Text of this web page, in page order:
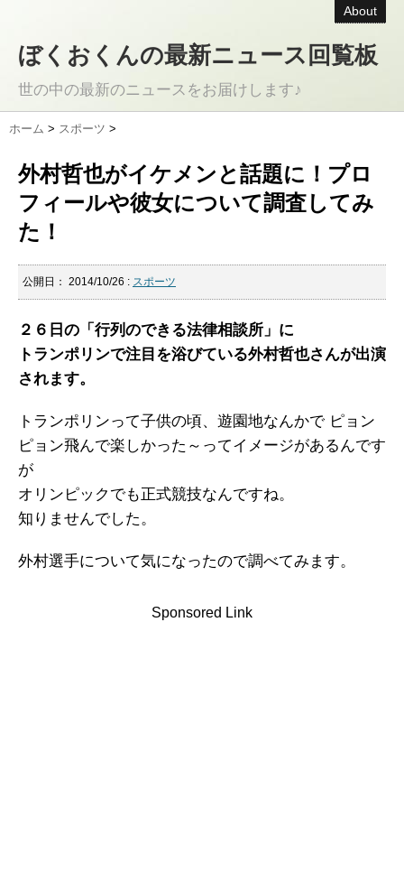
About
ぼくおくんの最新ニュース回覧板
世の中の最新のニュースをお届けします♪
ホーム > スポーツ >
外村哲也がイケメンと話題に！プロ
フィールや彼女について調査してみ
た！
公開日： 2014/10/26 : スポーツ
２６日の「行列のできる法律相談所」に
トランポリンで注目を浴びている外村哲也さんが出演
されます。
トランポリンって子供の頃、遊園地なんかで ピョン
ピョン飛んで楽しかった～ってイメージがあるんです
が
オリンピックでも正式競技なんですね。
知りませんでした。
外村選手について気になったので調べてみます。
Sponsored Link